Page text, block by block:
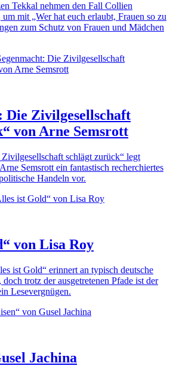
Tekkal nehmen den Fall Collien
mit „Wer hat euch erlaubt, Frauen so zu
zum Schutz von Frauen und Mädchen
Die Zivilgesellschaft
von Arne Semsrott
schlägt zurück“ legt
Semsrott ein fantastisch recherchiertes
Handeln vor.
von Lisa Roy
ist Gold“ erinnert an typisch deutsche
trotz der ausgetretenen Pfade ist der
Lesevergnügen.
Jachina